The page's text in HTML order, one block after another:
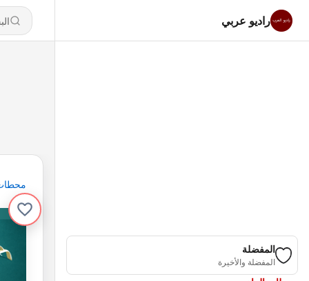
راديو عربي
المفضلة
المفضلة والأخيرة